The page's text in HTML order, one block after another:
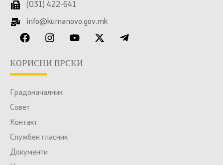
(031) 422-641
info@kumanovo.gov.mk
КОРИСНИ ВРСКИ
Градоначалник
Совет
Контакт
Службен гласник
Документи